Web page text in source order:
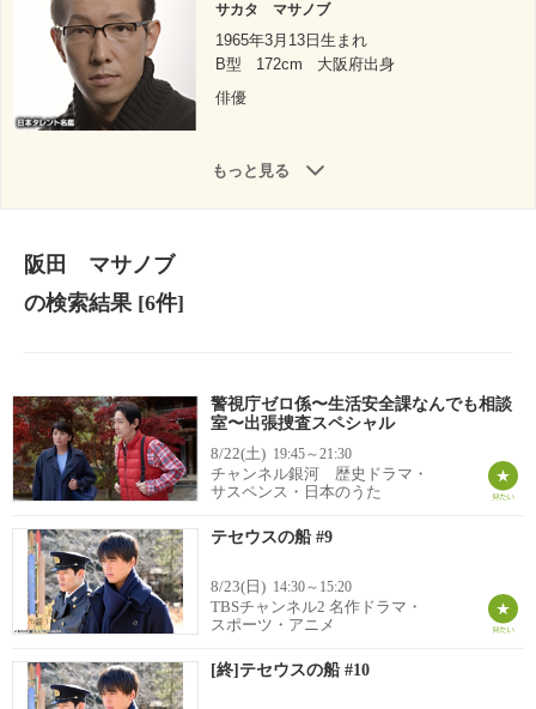
サカタ マサノブ
1965年3月13日生まれ
B型
172cm
大阪府出身
俳優
もっと見る
阪田 マサノブ
の検索結果[6件]
警視庁ゼロ係〜生活安全課なんでも相談
室〜出張捜査スペシャル
8/22(土) 19:45～21:30
チャンネル銀河 歴史ドラマ・
サスペンス・日本のうた
テセウスの船 #9
8/23(日) 14:30～15:20
TBSチャンネル2 名作ドラマ・
スポーツ・アニメ
[終]テセウスの船 #10